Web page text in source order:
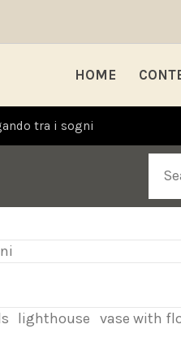
HOME
tra i sogni
lighthouse vase with